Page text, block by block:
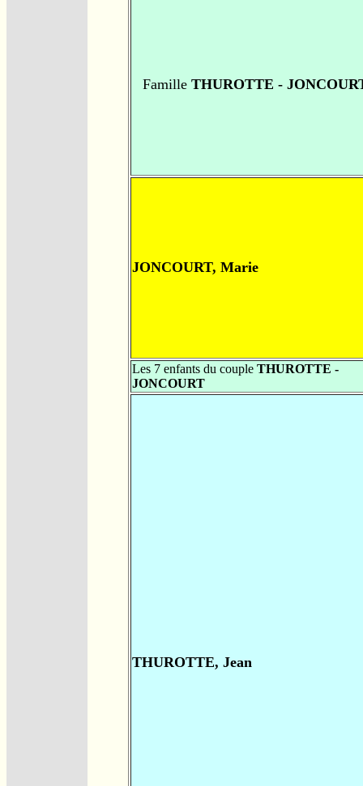
FamilleTHUROTTE -
JONCOURT, Marie
Les 7 enfants du couple THUROTTE -
JONCOURT
THUROTTE, Jean